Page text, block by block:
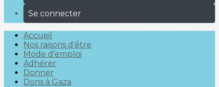
Se connecter
Accueil
Nos raisons d'être
Mode d'emploi
Adhérer
Donner
Dons à Gaza